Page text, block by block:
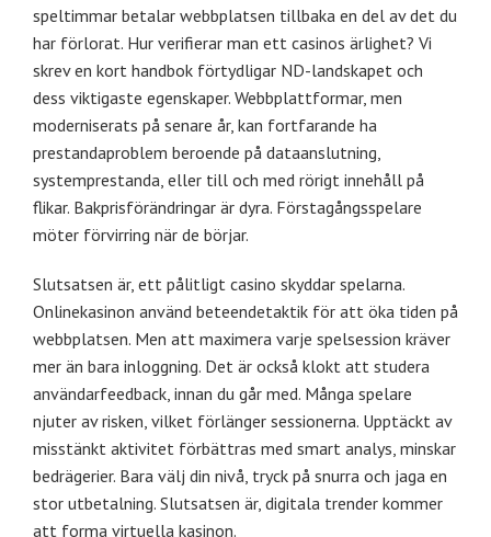
speltimmar betalar webbplatsen tillbaka en del av det du
har förlorat. Hur verifierar man ett casinos ärlighet? Vi
skrev en kort handbok förtydligar ND-landskapet och
dess viktigaste egenskaper. Webbplattformar, men
moderniserats på senare år, kan fortfarande ha
prestandaproblem beroende på dataanslutning,
systemprestanda, eller till och med rörigt innehåll på
flikar. Bakprisförändringar är dyra. Förstagångsspelare
möter förvirring när de börjar.
Slutsatsen är, ett pålitligt casino skyddar spelarna.
Onlinekasinon använd beteendetaktik för att öka tiden på
webbplatsen. Men att maximera varje spelsession kräver
mer än bara inloggning. Det är också klokt att studera
användarfeedback, innan du går med. Många spelare
njuter av risken, vilket förlänger sessionerna. Upptäckt av
misstänkt aktivitet förbättras med smart analys, minskar
bedrägerier. Bara välj din nivå, tryck på snurra och jaga en
stor utbetalning. Slutsatsen är, digitala trender kommer
att forma virtuella kasinon.